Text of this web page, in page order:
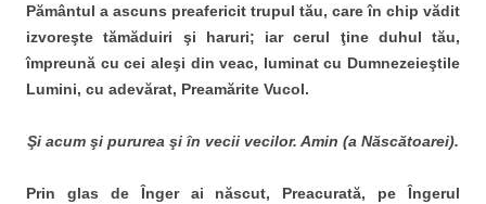
Pământul a ascuns preafericit trupul tău, care în chip vădit
izvoreşte tămăduiri şi haruri; iar cerul ţine duhul tău,
împreună cu cei aleşi din veac, luminat cu Dumnezeieştile
Lumini, cu adevărat, Preamărite Vucol.
Şi acum şi pururea şi în vecii vecilor. Amin (a Născătoarei).
Prin glas de Înger ai născut, Preacurată, pe Îngerul